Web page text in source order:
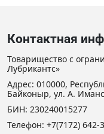
Контактная
Товарищество с
Лубрикантс»
Адрес: 010000,
Байконыр, ул. А.
БИН: 230240015277
Телефон: +7(7172) 642-